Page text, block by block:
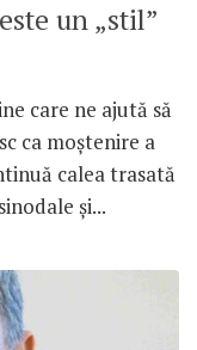
un „stil”
care ne ajută să
ca moștenire a
calea trasată
și...